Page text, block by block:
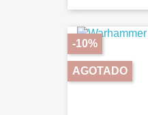
-10%
AGOTADO